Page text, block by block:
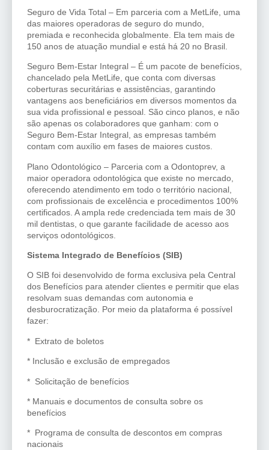
Seguro de Vida Total – Em parceria com a MetLife, uma
das maiores operadoras de seguro do mundo,
premiada e reconhecida globalmente. Ela tem mais de
150 anos de atuação mundial e está há 20 no Brasil.
Seguro Bem-Estar Integral – É um pacote de benefícios,
chancelado pela MetLife, que conta com diversas
coberturas securitárias e assistências, garantindo
vantagens aos beneficiários em diversos momentos da
sua vida profissional e pessoal. São cinco planos, e não
são apenas os colaboradores que ganham: com o
Seguro Bem-Estar Integral, as empresas também
contam com auxílio em fases de maiores custos.
Plano Odontológico – Parceria com a Odontoprev, a
maior operadora odontológica que existe no mercado,
oferecendo atendimento em todo o território nacional,
com profissionais de excelência e procedimentos 100%
certificados. A ampla rede credenciada tem mais de 30
mil dentistas, o que garante facilidade de acesso aos
serviços odontológicos.
Sistema Integrado de Benefícios (SIB)
O SIB foi desenvolvido de forma exclusiva pela Central
dos Benefícios para atender clientes e permitir que elas
resolvam suas demandas com autonomia e
desburocratização. Por meio da plataforma é possível
fazer:
* Extrato de boletos
* Inclusão e exclusão de empregados
* Solicitação de benefícios
* Manuais e documentos de consulta sobre os
benefícios
* Programa de consulta de descontos em compras
nacionais